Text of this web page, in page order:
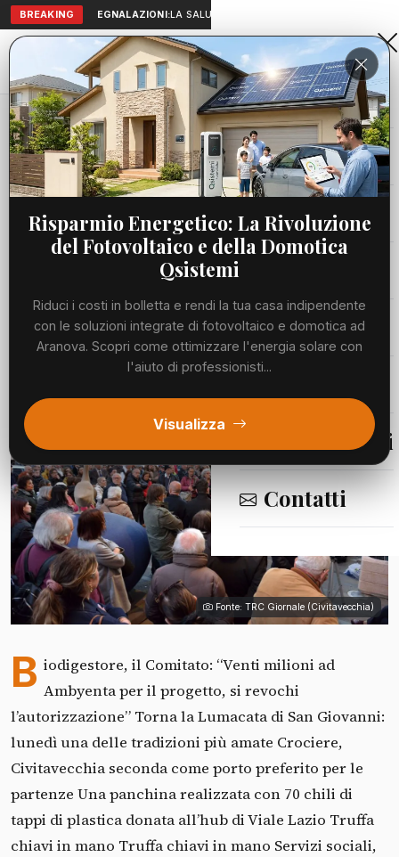
BREAKING SEGNALAZIONI:LA SALUTE A PORTATA DI MANO:
Aranova • NET
PORTALE UTILE AL TERRITORIO
Home
Cronaca
Viabilità
Meteo
Segnalazioni
Contatti
Cronaca Biodigestore, il Comitato: “Venti milioni ad...
CRONACA
Biodigestore, il Comitato: “Venti
milioni ad Ambyenta per il
progetto, si revochi
l’autorizzazione”
GIOVEDÌ, 18 GIUGNO 2026 68 LETTURE 1 MIN DI LETTURA
Fonte: TRC Giornale (Civitavecchia)
B iodigestore, il Comitato: “Venti milioni ad
Ambyenta per il progetto, si revochi
l’autorizzazione” Torna la Lumacata di San Giovanni:
lunedì una delle tradizioni più amate Crociere,
Civitavecchia seconda come porto preferito per le
partenze Una panchina realizzata con 70 chili di
tappi di plastica donata all’hub di Viale Lazio Truffa
chiavi in mano Truffa chiavi in mano Servizi sociali,
Risparmio Energetico: La Rivoluzione
del Fotovoltaico e della Domotica
Qsistemi
Riduci i costi in bolletta e rendi la tua casa indipendente
con le soluzioni integrate di fotovoltaico e domotica ad
Aranova. Scopri come ottimizzare l'energia solare con
l'aiuto di professionisti...
Visualizza